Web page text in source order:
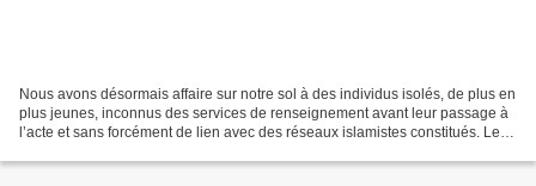
Nous avons désormais affaire sur notre sol à des individus isolés, de plus en
plus jeunes, inconnus des services de renseignement avant leur passage à
l’acte et sans forcément de lien avec des réseaux islamistes constitués. Leur